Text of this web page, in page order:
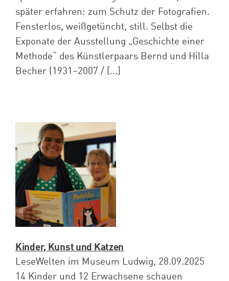
später erfahren: zum Schutz der Fotografien.
Fensterlos, weißgetüncht, still. Selbst die
Exponate der Ausstellung „Geschichte einer
Methode“ des Künstlerpaars Bernd und Hilla
Becher (1931–2007 / [...]
Kinder, Kunst und Katzen
LeseWelten im Museum Ludwig, 28.09.2025
14 Kinder und 12 Erwachsene schauen